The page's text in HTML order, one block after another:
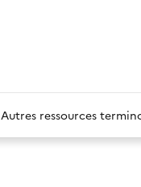
Autres ressources